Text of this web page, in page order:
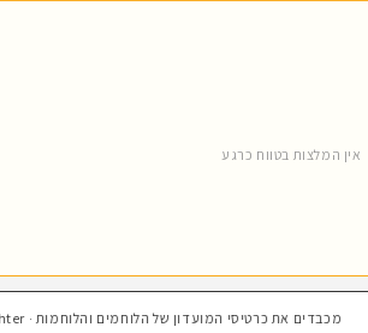
אין המלצות בטווח כרגע
מכבדים את כרטיסי המועדון של הלוחמים והלוחמות · Fighter · קרנות השוטרים · בהצדעה · חבר